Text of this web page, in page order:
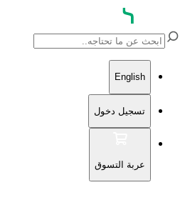
English
تسجيل دخول
عربة التسوق